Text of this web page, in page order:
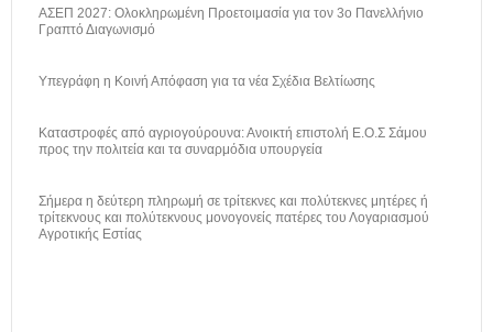
ΑΣΕΠ 2027: Ολοκληρωμένη Προετοιμασία για τον 3ο Πανελλήνιο
Γραπτό Διαγωνισμό
Υπεγράφη η Κοινή Απόφαση για τα νέα Σχέδια Βελτίωσης
Καταστροφές από αγριογούρουνα: Ανοικτή επιστολή Ε.Ο.Σ Σάμου
προς την πολιτεία και τα συναρμόδια υπουργεία
Σήμερα η δεύτερη πληρωμή σε τρίτεκνες και πολύτεκνες μητέρες ή
τρίτεκνους και πολύτεκνους μονογονείς πατέρες του Λογαριασμού
Αγροτικής Εστίας